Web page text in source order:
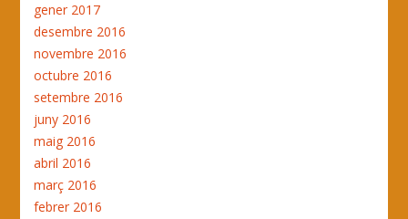
gener 2017
desembre 2016
novembre 2016
octubre 2016
setembre 2016
juny 2016
maig 2016
abril 2016
març 2016
febrer 2016